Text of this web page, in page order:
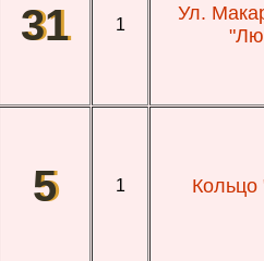
31 1
Ул.
5 1 Кольцо